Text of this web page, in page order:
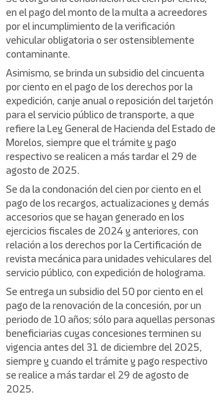
en el pago del monto de la multa a acreedores
por el incumplimiento de la verificación
vehicular obligatoria o ser ostensiblemente
contaminante.
Asimismo, se brinda un subsidio del cincuenta
por ciento en el pago de los derechos por la
expedición, canje anual o reposición del tarjetón
para el servicio público de transporte, a que
refiere la Ley General de Hacienda del Estado de
Morelos, siempre que el trámite y pago
respectivo se realicen a más tardar el 29 de
agosto de 2025.
Se da la condonación del cien por ciento en el
pago de los recargos, actualizaciones y demás
accesorios que se hayan generado en los
ejercicios fiscales de 2024 y anteriores, con
relación a los derechos por la Certificación de
revista mecánica para unidades vehiculares del
servicio público, con expedición de holograma.
Se entrega un subsidio del 50 por ciento en el
pago de la renovación de la concesión, por un
periodo de 10 años; sólo para aquellas personas
beneficiarias cuyas concesiones terminen su
vigencia antes del 31 de diciembre del 2025,
siempre y cuando el trámite y pago respectivo
se realice a más tardar el 29 de agosto de
2025.